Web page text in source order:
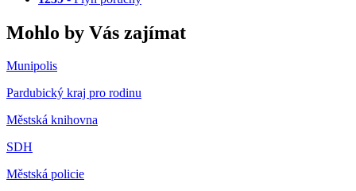
Mohlo by Vás zajímat
Munipolis
Pardubický kraj pro rodinu
Městská knihovna
SDH
Městská policie